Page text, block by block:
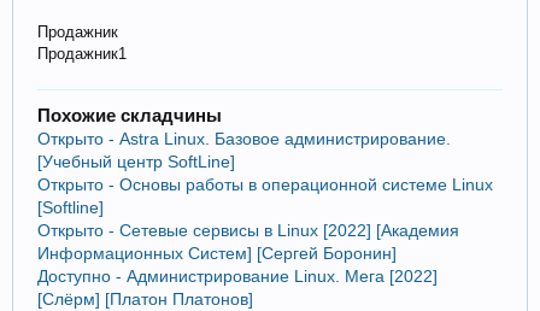
Продажник
Продажник1
Похожие складчины
Открыто - Astra Linux. Базовое администрирование.
[Учебный центр SoftLine]
Открыто - Основы работы в операционной системе Linux
[Softline]
Открыто - Сетевые сервисы в Linux [2022] [Академия
Информационных Систем] [Сергей Боронин]
Доступно - Администрирование Linux. Мега [2022]
[Слёрм] [Платон Платонов]